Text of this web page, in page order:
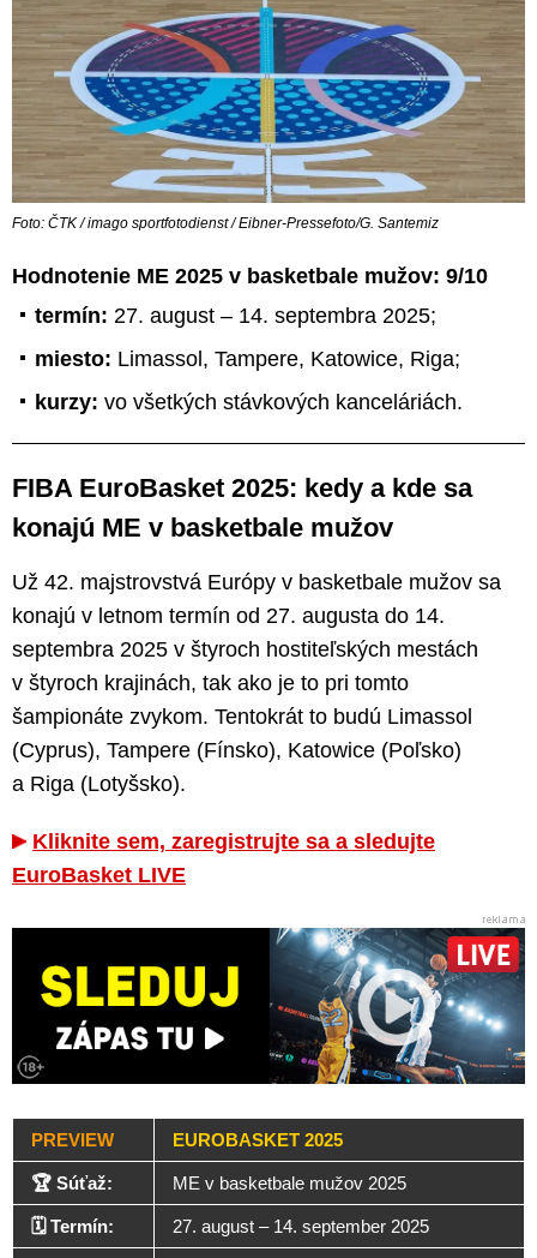
Foto: ČTK / imago sportfotodienst / Eibner-Pressefoto/G. Santemiz
Hodnotenie ME 2025 v basketbale mužov: 9/10
termín: 27. august – 14. septembra 2025;
miesto: Limassol, Tampere, Katowice, Riga;
kurzy: vo všetkých stávkových kanceláriách.
FIBA EuroBasket 2025: kedy a kde sa
konajú ME v basketbale mužov
Už 42. majstrovstvá Európy v basketbale mužov sa
konajú v letnom termín od 27. augusta do 14.
septembra 2025 v štyroch hostiteľských mestách
v štyroch krajinách, tak ako je to pri tomto
šampionáte zvykom. Tentokrát to budú Limassol
(Cyprus), Tampere (Fínsko), Katowice (Poľsko)
a Riga (Lotyšsko).
Kliknite sem, zaregistrujte sa a sledujte
EuroBasket LIVE
PREVIEW EUROBASKET 2025
🏆 Súťaž: ME v basketbale mužov 2025
🗓️ Termín: 27. august – 14. september 2025